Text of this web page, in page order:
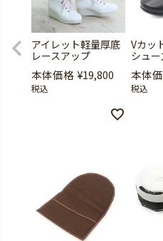
アイレット軽量厚底
レースアップ
本体価格 ¥19,800
税込
Vカッ
シュー
本体
税込